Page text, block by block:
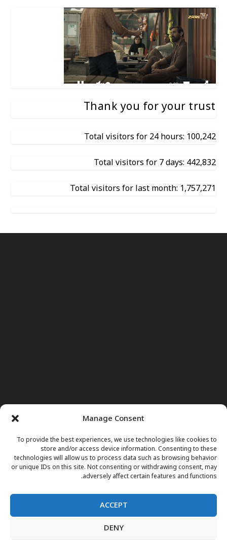
Manage Consent
To provide the best experiences, we use technologies like cookies to
store and/or access device information. Consenting to these
technologies will allow us to process data such as browsing behavior
or unique IDs on this site. Not consenting or withdrawing consent, may
adversely affect certain features and functions.
ACCEPT
DENY
Thank you for your trust
Total visitors for 24 hours: 100,242
Total visitors for 7 days: 442,832
Total visitors for last month: 1,757,271
نور وجوهات داکتر مریم